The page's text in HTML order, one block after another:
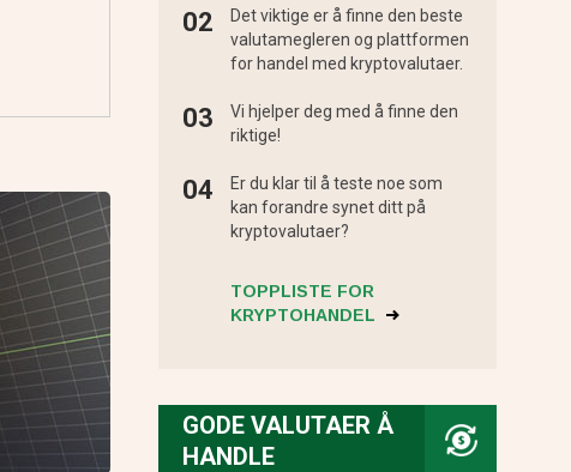
Det viktige er å finne den beste
valutamegleren og plattformen
for handel med kryptovalutaer.
Vi hjelper deg med å finne den
riktige!
Er du klar til å teste noe som
kan forandre synet ditt på
kryptovalutaer?
TOPPLISTE FOR
KRYPTOHANDEL
GODE VALUTAER Å
HANDLE